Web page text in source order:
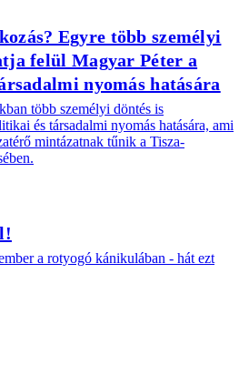
Egyre több személyi
felül Magyar Péter a
nyomás hatására
több személyi döntés is
és társadalmi nyomás hatására, ami
mintázatnak tűnik a Tisza-
a rotyogó kánikulában - hát ezt